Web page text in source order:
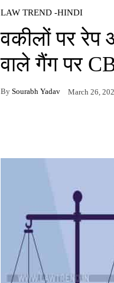
LAW TREND -HINDI
वकीलों पर रेप
वाले गैंग पर
By Sourabh Yadav March 26,